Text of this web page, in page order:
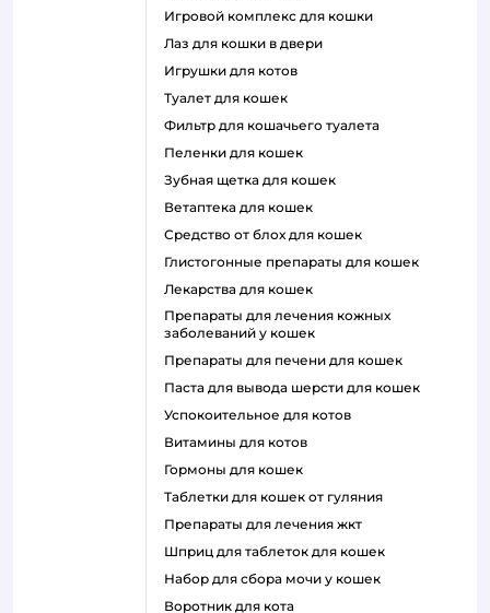
игровой комплекс для кошки
лаз для кошки в двери
игрушки для котов
туалет для кошек
фильтр для кошачьего туалета
пеленки для кошек
зубная щетка для кошек
ветаптека для кошек
средство от блох для кошек
глистогонные препараты для кошек
лекарства для кошек
препараты для лечения кожных
заболеваний у кошек
препараты для печени для кошек
паста для вывода шерсти для кошек
успокоительное для котов
витамины для котов
гормоны для кошек
таблетки для кошек от гуляния
препараты для лечения жкт
шприц для таблеток для кошек
набор для сбора мочи у кошек
воротник для кота